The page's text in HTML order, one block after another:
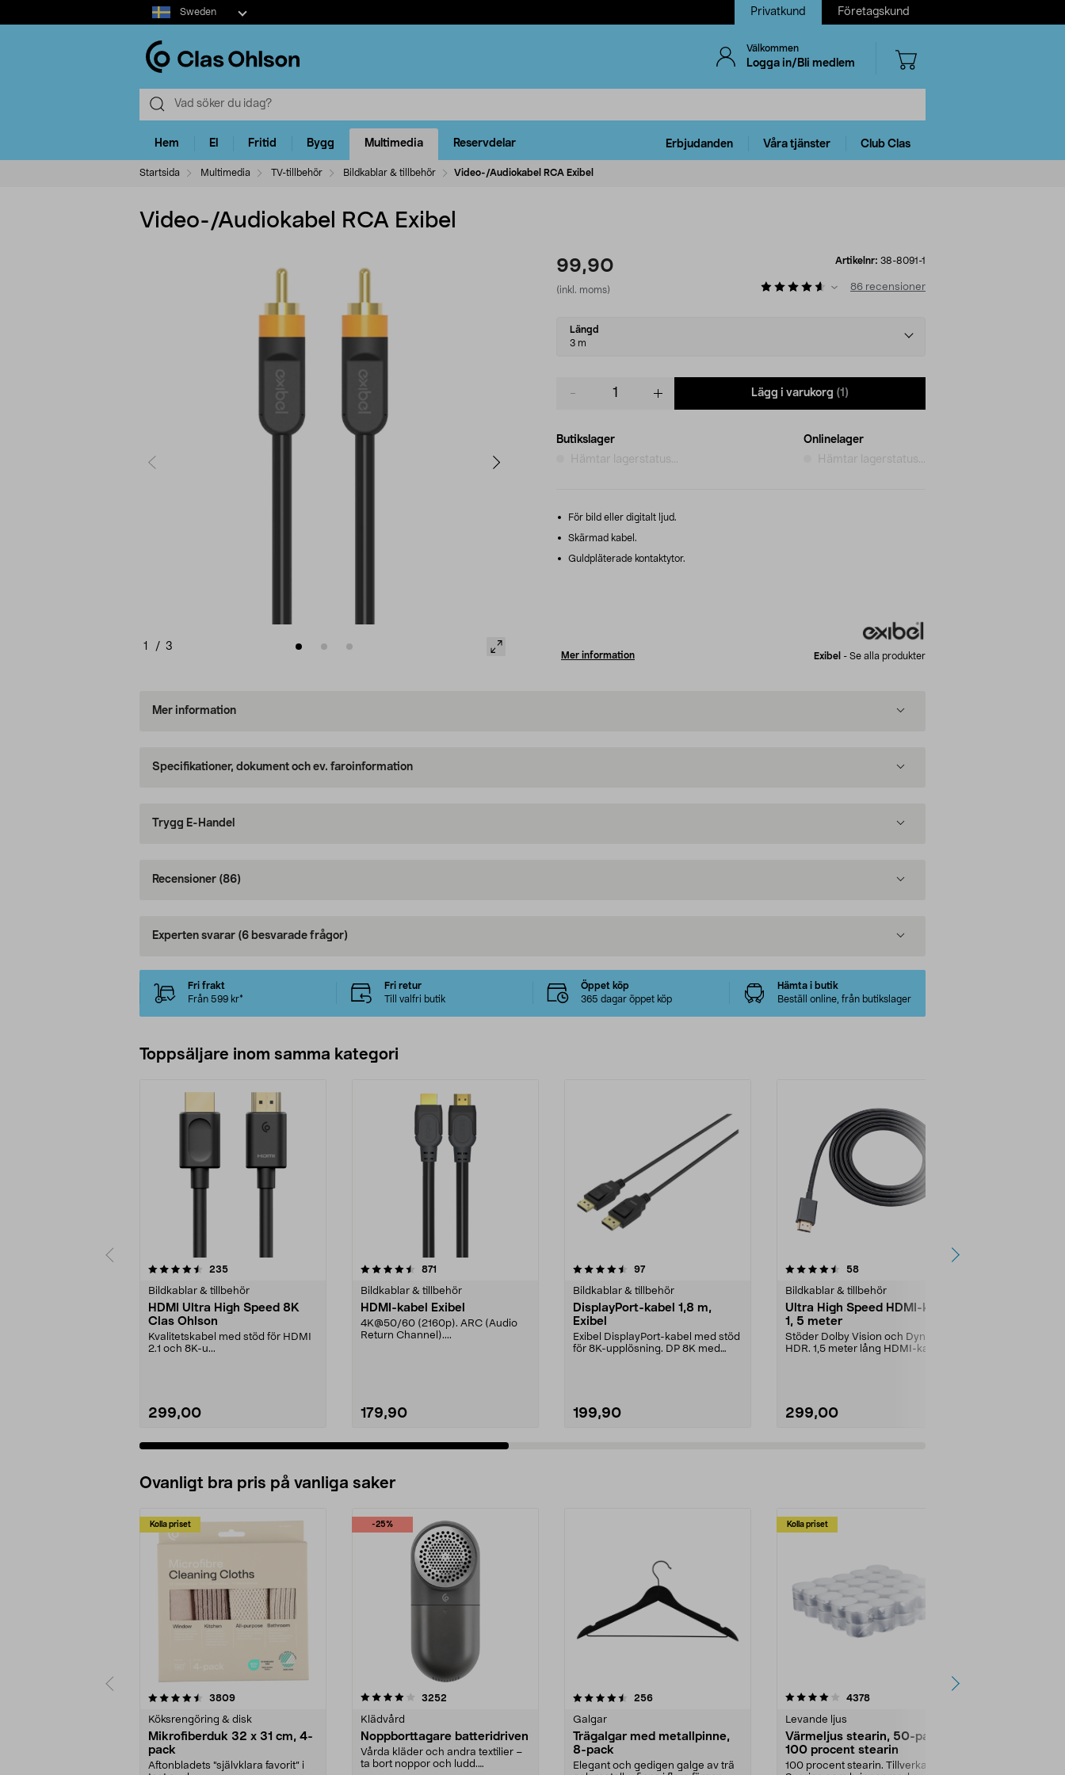
Select
market
Sweden Privatkund Företagskund
Välkommen
Logga in/Bli medlem
Hem El Fritid Bygg Multimedia Reservdelar Erbjudanden Våra tjänster Club Clas
Startsida Multimedia TV-tillbehör Bildkablar & tillbehör Video-/Audiokabel RCA Exibel
Video-/Audiokabel RCA Exibel
1 / 3
99,90
(inkl. moms)
Artikelnr: 38-8091-1
86 recensioner
Select
variant
Längd
3 m
Lägg i varukorg (1)
Butikslager
Hämtar lagerstatus...
Onlinelager
Hämtar lagerstatus...
För bild eller digitalt ljud.
Skärmad kabel.
Guldpläterade kontaktytor.
Mer information Exibel - Se alla produkter
Mer information
Specifikationer, dokument och ev. faroinformation
Trygg E-Handel
Recensioner (86)
Experten svarar (6 besvarade frågor)
Fri frakt
Från 599 kr*
Fri retur
Till valfri butik
Öppet köp
365 dagar öppet köp
Hämta i butik
Beställ online, från butikslager
Toppsäljare inom samma kategori
235recensioner
Bildkablar & tillbehör
HDMI Ultra High Speed 8K
Clas Ohlson
Kvalitetskabel med stöd för HDMI
2.1 och 8K-u...
299,00
4.5 av 5 stjärnor 871
Bildkablar & tillbehör
HDMI-kabel Exibel
4K@50/60 (2160p). ARC (Audio
Return Channel)....
179,90
4.5 av 5 stjärnor 97recensioner
Bildkablar & tillbehör
DisplayPort-kabel 1,8 m,
Exibel
Exibel DisplayPort-kabel med stöd
för 8K-upplösning. DP 8K med
199,90
4.5 av 5 stjärnor 58recensioner
Bildkablar & tillbehör
Ultra High Speed HDMI-kabel
1, 5 meter
Stöder Dolby Vision och Dynamisk
HDR. 1,5 meter lång HDMI-kabel
299,00
4.5 av 5 stjärnor
Ovanligt bra pris på vanliga saker
Kolla priset
3809recensioner
Köksrengöring & disk
Mikrofiberduk 32 x 31 cm, 4-
pack
Aftonbladets "självklara favorit” i
-25%
4.0av 5 stjärnor 3252
Klädvård
Noppborttagare batteridriven
Vårda kläder och andra textilier –
ta bort noppor och ludd.
4.5av 5 stjärnor 256recensioner
Galgar
Trägalgar med metallpinne,
8-pack
Elegant och gedigen galge av trä
Kolla priset
4.0av 5 stjärnor 4378recensioner
Levande ljus
Värmeljus stearin, 50-pack,
100 procent stearin
100 procent stearin. Tillverkade i
4.5av 5 stjärnor